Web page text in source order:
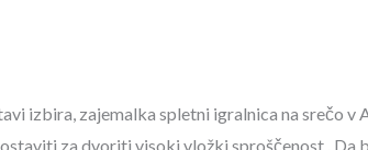
izbira, zajemalka spletni igralnica na srečo v
za dvoriti visoki vložki sproščenost . Da